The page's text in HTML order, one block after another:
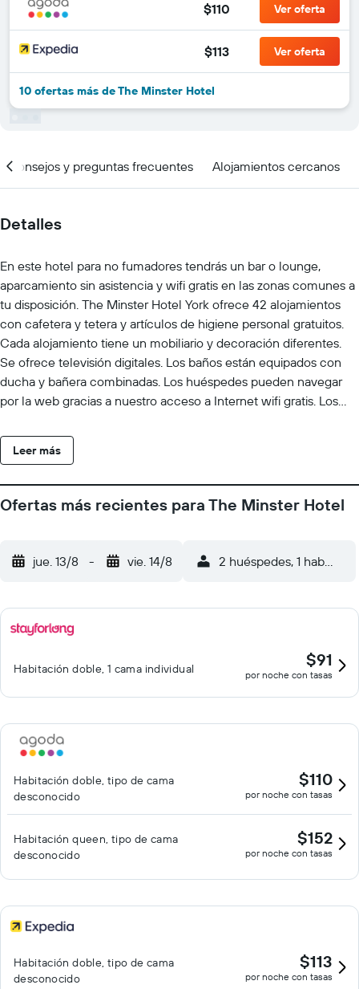
$110 Ver oferta
$113 Ver oferta
10 ofertas más de The Minster Hotel
Consejos y preguntas frecuentes Alojamientos cercanos
Detalles
En este hotel para no fumadores tendrás un bar o lounge,
aparcamiento sin asistencia y wifi gratis en las zonas comunes a
tu disposición. The Minster Hotel York ofrece 42 alojamientos
con cafetera y tetera y artículos de higiene personal gratuitos.
Cada alojamiento tiene un mobiliario y decoración diferentes.
Se ofrece televisión digitales. Los baños están equipados con
ducha y bañera combinadas. Los huéspedes pueden navegar
por la web gracias a nuestro acceso a Internet wifi gratis. Los
teléfono. Es posible solicitar tabla de planchar con plancha y
secador de pelo. Se ofrece servicio de limpieza todos los días.
Leer más
Ofertas más recientes para The Minster Hotel
jue. 13/8 - vie. 14/8 2 huéspedes, 1
Habitación doble, 1 cama individual $91
por noche con tasas
Habitación doble, tipo de cama
desconocido
$110
por noche con tasas
Habitación queen, tipo de cama
desconocido
$152
por noche con tasas
Habitación doble, tipo de cama
desconocido
$113
por noche con tasas